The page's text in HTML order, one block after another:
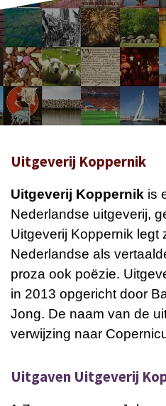
Uitgeverij Koppernik
Uitgeverij Koppernik is
Nederlandse uitgeverij,
Uitgeverij Koppernik legt
Nederlandse als
proza ook poëzie.
in 2013 opgericht door
Jong. De naam van de
verwijzing naar
Uitgaven Uitgeverij